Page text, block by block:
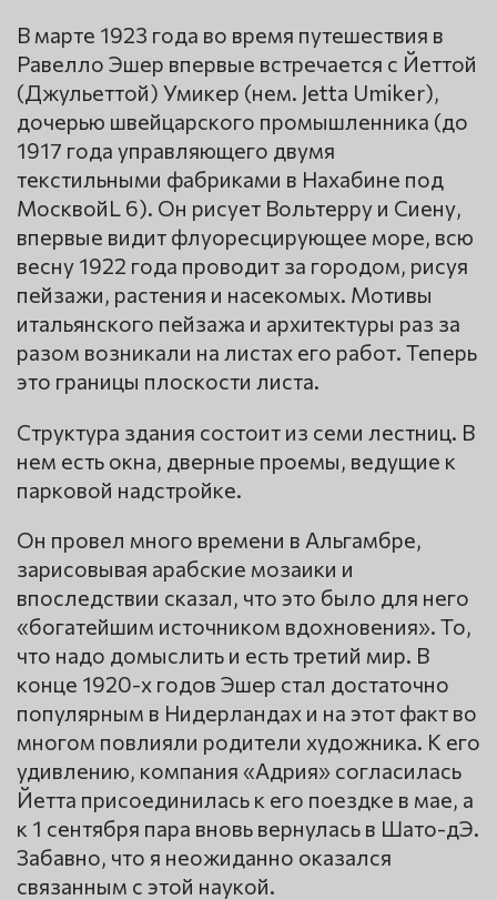
В марте 1923 года во время путешествия в
Равелло Эшер впервые встречается с Йеттой
(Джульеттой) Умикер (нем. Jetta Umiker),
дочерью швейцарского промышленника (до
1917 года управляющего двумя
текстильными фабриками в Нахабине под
МосквойL 6). Он рисует Вольтерру и Сиену,
впервые видит флуоресцирующее море, всю
весну 1922 года проводит за городом, рисуя
пейзажи, растения и насекомых. Мотивы
итальянского пейзажа и архитектуры раз за
разом возникали на листах его работ. Теперь
это границы плоскости листа.
Структура здания состоит из семи лестниц. В
нем есть окна, дверные проемы, ведущие к
парковой надстройке.
Он провел много времени в Альгамбре,
зарисовывая арабские мозаики и
впоследствии сказал, что это было для него
«богатейшим источником вдохновения». То,
что надо домыслить и есть третий мир. В
конце 1920-х годов Эшер стал достаточно
популярным в Нидерландах и на этот факт во
многом повлияли родители художника. К его
удивлению, компания «Адрия» согласилась
Йетта присоединилась к его поездке в мае, а
к 1 сентября пара вновь вернулась в Шато-дЭ.
Забавно, что я неожиданно оказался
связанным с этой наукой.